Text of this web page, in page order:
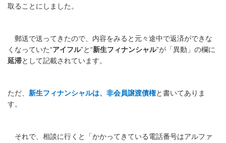
取ることにしました。
郵送で送ってきたので、内容をみると元々途中で返済ができな
くなっていた“アイフル”と“新生フィナンシャル”が「異動」の欄に
延滞として記載されています。
ただ、 新生フィナンシャルは、非会員譲渡債権と書いてありま
す。
それで、相談に行くと「かかってきている電話番号はアルファ